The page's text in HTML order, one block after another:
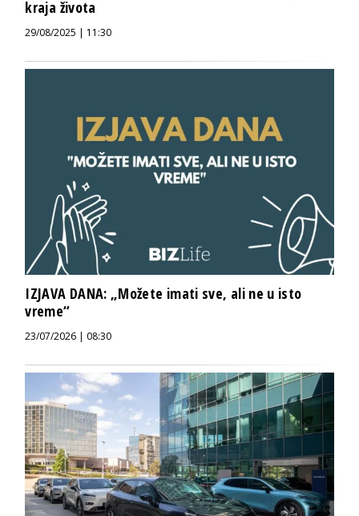
kraja života
29/08/2025 | 11:30
IZJAVA DANA: „Možete imati sve, ali ne u isto
vreme“
23/07/2026 | 08:30